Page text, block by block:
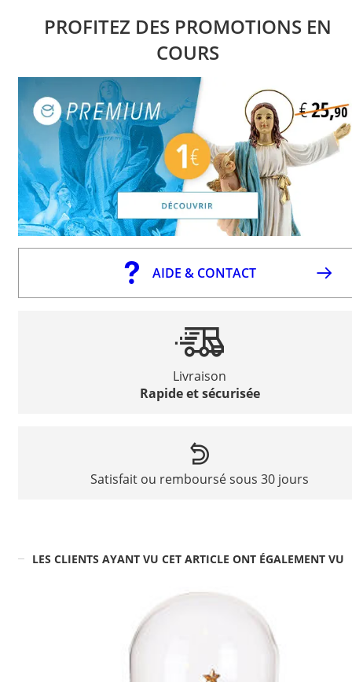
PROFITEZ DES PROMOTIONS EN
COURS
AIDE & CONTACT
Livraison
Rapide et sécurisée
Satisfait ou remboursé sous 30 jours
LES CLIENTS AYANT VU CET ARTICLE ONT ÉGALEMENT VU